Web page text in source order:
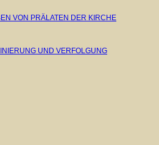
VON PRÄLATEN DER KIRCHE
UND VERFOLGUNG